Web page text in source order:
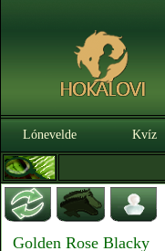
Lónevelde Kvíz
Golden Rose Blacky